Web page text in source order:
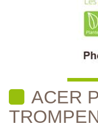
ACER